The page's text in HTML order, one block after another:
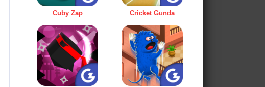
Cuby Zap Cricket Gunda